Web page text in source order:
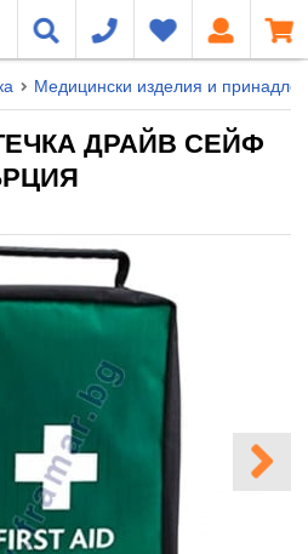
Медицински изделия и
ДРАЙВ СЕЙФ